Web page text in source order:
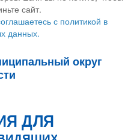
сайт.
с политикой в
данных.